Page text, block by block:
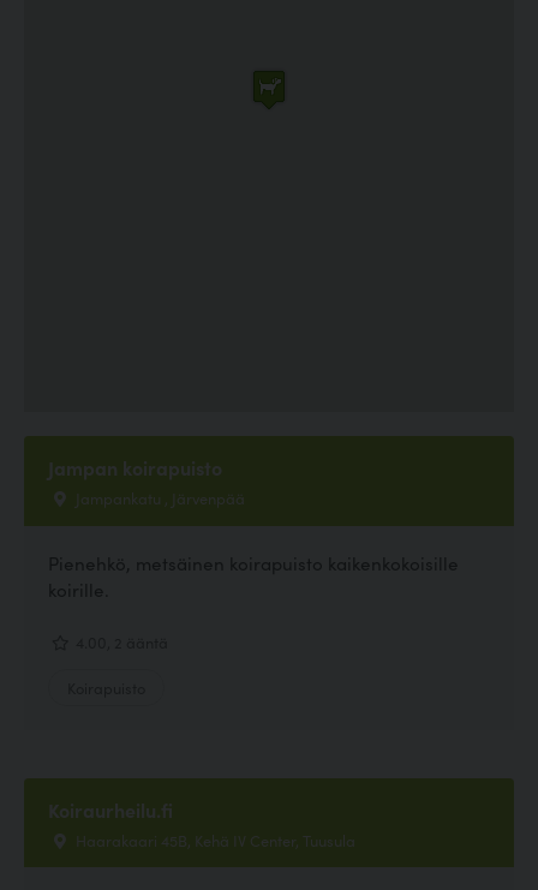
Jampan koirapuisto
Jampankatu , Järvenpää
Pienehkö, metsäinen koirapuisto kaikenkokoisille
koirille.
Koiraurheilu.fi
Haarakaari 45B, Kehä IV Center, Tuusula